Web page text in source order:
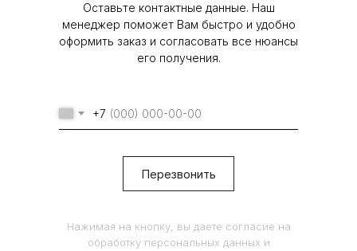
+7
Перезвонить
Оставьте контактные данные. Наш
менеджер поможет Вам быстро и удобно
оформить заказ и согласовать все нюансы
его получения.
Нажимая на кнопку, вы даете согласие на
обработку персональных данных и
© 2024 Любое использование или копирование
материалов или подборки материалов сайта,
правообладателя и только со ссылкой на
info@sixinch.ru